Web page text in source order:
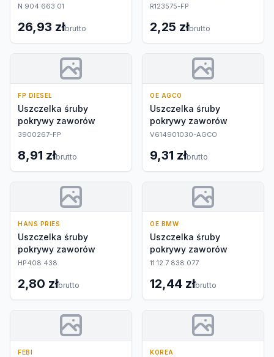
N 904 663 01
26,93 złbrutto
R123575-FP
2,25 złbrutto
FP DIESEL
Uszczelka śruby
pokrywy zaworów
3900267-FP
8,91 złbrutto
OE AGCO
Uszczelka śruby
pokrywy zaworów
V614901030-AGCO
9,31 złbrutto
HANS PRIES
Uszczelka śruby
pokrywy zaworów
HP408 438
2,80 złbrutto
OE BMW
Uszczelka śruby
pokrywy zaworów
11 12 7 838 077
12,44 złbrutto
FEBI KOREA